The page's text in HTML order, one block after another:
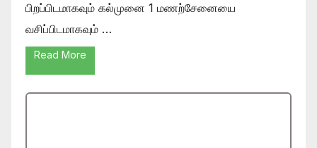
பிறப்பிடமாகவும் கல்முனை 1 மணற்சேனையை
வசிப்பிடமாகவும் …
Read More